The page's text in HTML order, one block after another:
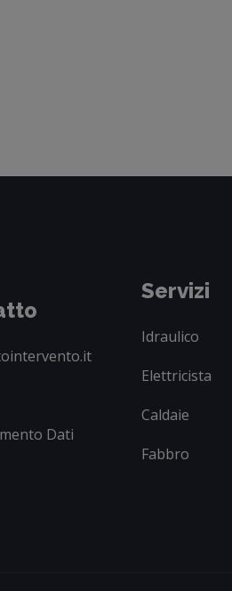
Dati
Servizi
Idraulico
Elettricista
Caldaie
Fabbro